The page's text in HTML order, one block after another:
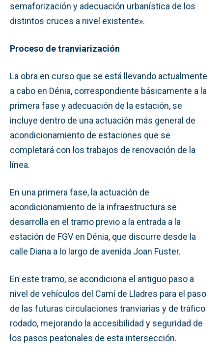
semaforización y adecuación urbanística de los
distintos cruces a nivel existente».
Proceso de tranviarización
La obra en curso que se está llevando actualmente
a cabo en Dénia, correspondiente básicamente a la
primera fase y adecuación de la estación, se
incluye dentro de una actuación más general de
acondicionamiento de estaciones que se
completará con los trabajos de renovación de la
línea.
En una primera fase, la actuación de
acondicionamiento de la infraestructura se
desarrolla en el tramo previo a la entrada a la
estación de FGV en Dénia, que discurre desde la
calle Diana a lo largo de avenida Joan Fuster.
En este tramo, se acondiciona el antiguo paso a
nivel de vehículos del Camí de Lladres para el paso
de las futuras circulaciones tranviarias y de tráfico
rodado, mejorando la accesibilidad y seguridad de
los pasos peatonales de esta intersección.